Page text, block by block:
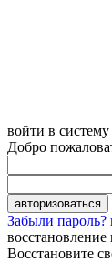
войти в систему
Добро
Забыли
восстановление
Восстановите